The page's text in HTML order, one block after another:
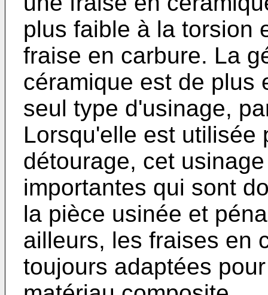
plus faible à la torsion
fraise en carbure. La
céramique est de plus
seul type d'usinage,
Lorsqu'elle est utilisée
détourage, cet
importantes qui sont
la pièce usinée et
ailleurs, les fraises en
toujours adaptées